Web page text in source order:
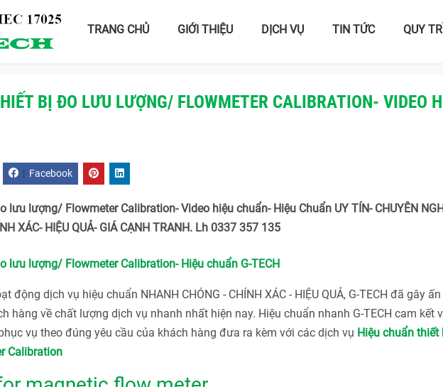
TRANG CHỦ GIỚI THIỆU DỊCH VỤ TIN TỨC QUY
BỊ ĐO LƯU LƯỢNG/ FLOWMETER CALIBRATION- VIDEO
| Facebook
lưu lượng/ Flowmeter Calibration- Video hiệu chuẩn- Hiệu Chuẩn UY TÍN- CHUYÊN
XÁC- HIỆU QUẢ- GIÁ CẠNH TRANH. Lh 0337 357 135
lưu lượng/ Flowmeter Calibration- Hiệu chuẩn G-TECH
động dịch vụ hiệu chuẩn NHANH CHÓNG - CHÍNH XÁC - HIỆU QUẢ, G-TECH đã gây ấn
hàng về chất lượng dịch vụ nhanh nhất hiện nay. Hiệu chuẩn nhanh G-TECH cam kết
vụ theo đúng yêu cầu của khách hàng đưa ra kèm với các dịch vụ Hiệu chuẩn thiết
Calibration